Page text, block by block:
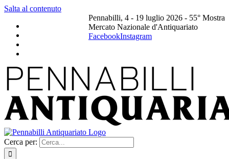
Salta al contenuto
Pennabilli, 4 - 19 luglio 2026 - 55° Mostra
Mercato Nazionale d'Antiquariato
FacebookInstagram
Cerca per: